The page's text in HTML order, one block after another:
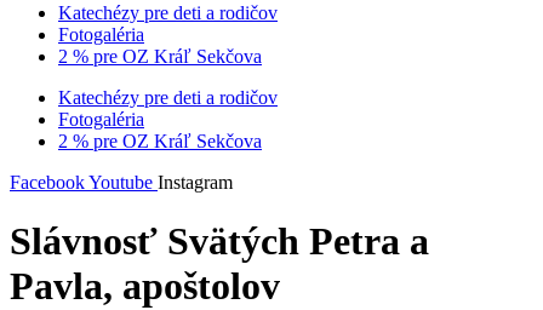
Katechézy pre deti a rodičov
Fotogaléria
2 % pre OZ Kráľ Sekčova
Katechézy pre deti a rodičov
Fotogaléria
2 % pre OZ Kráľ Sekčova
FacebookYoutube Instagram
Slávnosť Svätých Petra a
Pavla, apoštolov